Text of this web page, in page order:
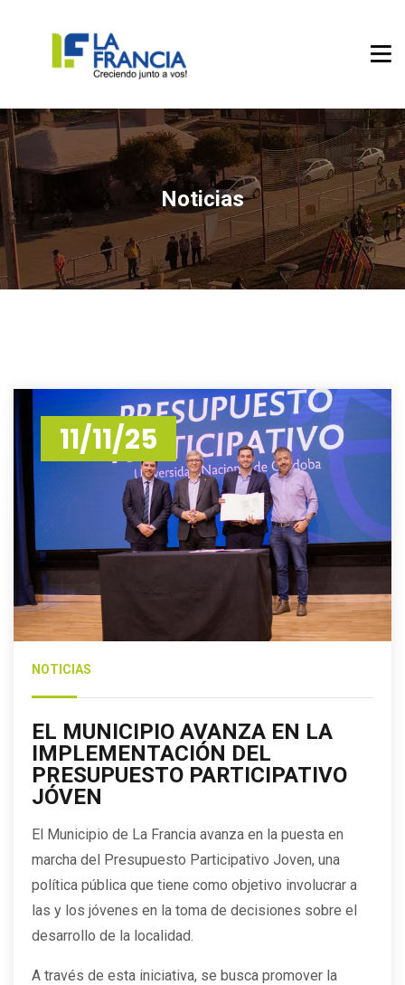
Noticias
11/11/25
NOTICIAS
EL MUNICIPIO AVANZA EN LA
IMPLEMENTACIÓN DEL
PRESUPUESTO PARTICIPATIVO
JÓVEN
El Municipio de La Francia avanza en la puesta en
marcha del Presupuesto Participativo Joven, una
política pública que tiene como objetivo involucrar a
las y los jóvenes en la toma de decisiones sobre el
desarrollo de la localidad.
A través de esta iniciativa, se busca promover la